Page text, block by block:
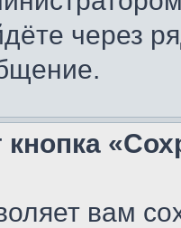
через
кнопка
вам